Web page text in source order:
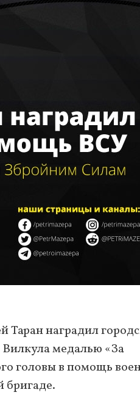
Таран наградил
медалью «За
головы в помощь
бригаде.